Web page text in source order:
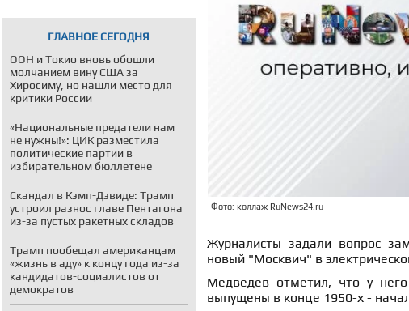
ГЛАВНОЕ СЕГОДНЯ
ООН и Токио вновь обошли
молчанием вину США за
Хиросиму, но нашли место для
критики России
«Национальные предатели нам
не нужны!»: ЦИК разместила
политические партии в
избирательном бюллетене
Скандал в Кэмп-Дэвиде: Трамп
устроил разнос главе Пентагона
из-за пустых ракетных складов
Трамп пообещал американцам
«жизнь в аду» к концу года из-за
кандидатов-социалистов от
демократов
Фото: коллаж RuNews24.ru
Журналисты задали вопрос
новый "Москвич" в
Медведев отметил, что у
выпущены в конце 1950-х -